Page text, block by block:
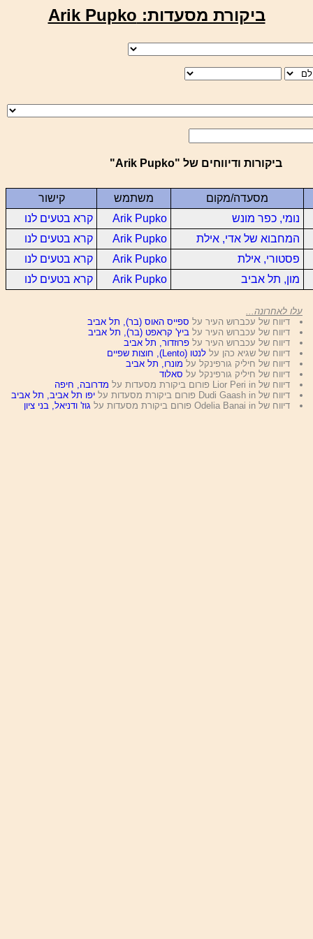
ביקורת מסעדות: Arik Pupko
ביקורות ודיווחים של "Arik Pupko"
מסעדה/מקום משתמש
קישור
נומי, כפר מונש
Arik Pupko
קרא בטעים לנו
המחבוא של אדי, אילת
Arik Pupko
קרא בטעים לנו
פסטורי, אילת
Arik Pupko
קרא בטעים לנו
מון, תל אביב
Arik Pupko קרא בטעים לנו
עלו לאחרונה...
דיווח של עכברוש העיר על ספייס האוס (בר), תל אביב
דיווח של עכברוש העיר על ביץ' קראפט (בר), תל אביב
דיווח של עכברוש העיר עלפרוזדור, תל אביב
דיווח של שגיא כהן עללנטו (Lento), חוצות שפיים
דיווח של חיליק גורפינקל על מונרו, תל אביב
דיווח של חיליק גורפינקל על סאלוד
דיווח של Lior Peri in פורום ביקורת מסעדות על
מדרובה, חיפה
דיווח של Dudi Gaash in פורום ביקורת מסעדות על
יפו תל אביב, תל אביב
דיווח של Odelia Banai in פורום ביקורת מסעדות על
גוז' ודניאל, בני ציון